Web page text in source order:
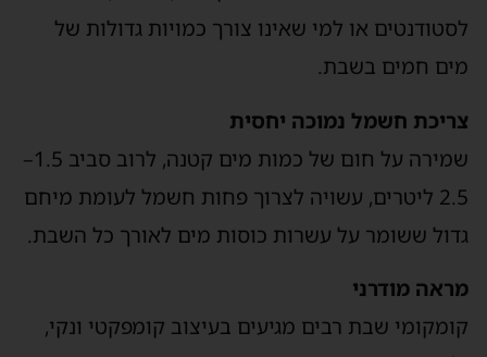
לסטודנטים או למי שאינו צורך כמויות גדולות של
מים חמים בשבת.
צריכת חשמל נמוכה יחסית
שמירה על חום של כמות מים קטנה, לרוב סביב 1.5–
2.5 ליטרים, עשויה לצרוך פחות חשמל לעומת מיחם
גדול ששומר על עשרות כוסות מים לאורך כל השבת.
מראה מודרני
קומקומי שבת רבים מגיעים בעיצוב קומפקטי ונקי,